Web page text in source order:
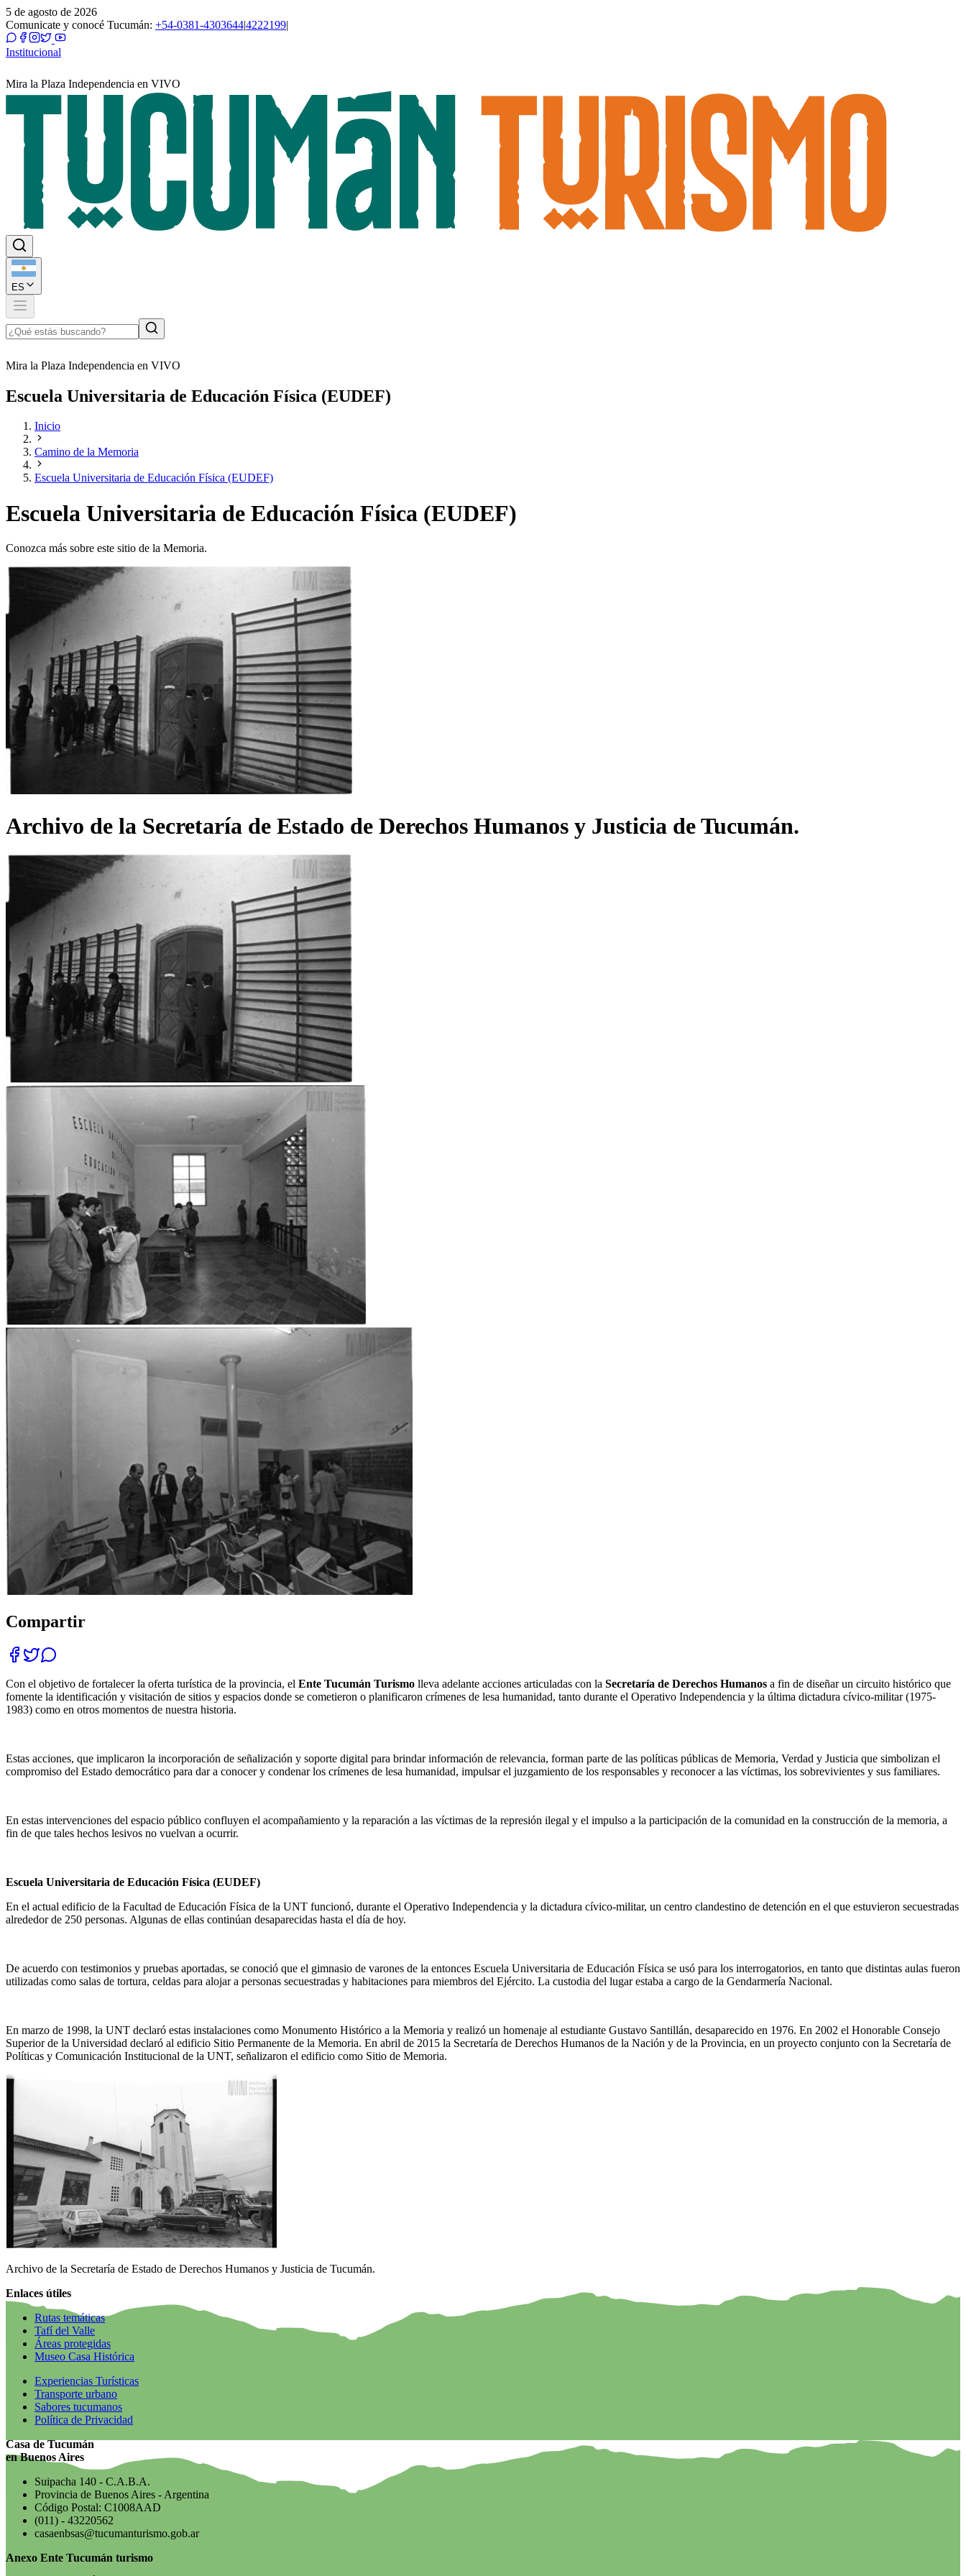
5 de agosto de 2026
Comunicate y conocé Tucumán: +54-0381-4303644|4222199|
Institucional
Mira la Plaza Independencia en VIVO
ES
Mira la Plaza Independencia en VIVO
Escuela Universitaria de Educación Física (EUDEF)
Inicio
Camino de la Memoria
Escuela Universitaria de Educación Física (EUDEF)
Escuela Universitaria de Educación Física (EUDEF)
Conozca más sobre este sitio de la Memoria.
Archivo de la Secretaría de Estado de Derechos Humanos y Justicia de Tucumán.
Compartir
Con el objetivo de fortalecer la oferta turística de la provincia, el Ente Tucumán Turismo lleva adelante acciones articuladas con la Secretaría de Derechos Humanos a fin de diseñar un circuito histórico que
fomente la identificación y visitación de sitios y espacios donde se cometieron o planificaron crímenes de lesa humanidad, tanto durante el Operativo Independencia y la última dictadura cívico-militar (1975-
1983) como en otros momentos de nuestra historia.
Estas acciones, que implicaron la incorporación de señalización y soporte digital para brindar información de relevancia, forman parte de las políticas públicas de Memoria, Verdad y Justicia que simbolizan el
compromiso del Estado democrático para dar a conocer y condenar los crímenes de lesa humanidad, impulsar el juzgamiento de los responsables y reconocer a las víctimas, los sobrevivientes y sus familiares.
En estas intervenciones del espacio público confluyen el acompañamiento y la reparación a las víctimas de la represión ilegal y el impulso a la participación de la comunidad en la construcción de la memoria, a
fin de que tales hechos lesivos no vuelvan a ocurrir.
Escuela Universitaria de Educación Física (EUDEF)
En el actual edificio de la Facultad de Educación Física de la UNT funcionó, durante el Operativo Independencia y la dictadura cívico-militar, un centro clandestino de detención en el que estuvieron secuestradas
alrededor de 250 personas. Algunas de ellas continúan desaparecidas hasta el día de hoy.
De acuerdo con testimonios y pruebas aportadas, se conoció que el gimnasio de varones de la entonces Escuela Universitaria de Educación Física se usó para los interrogatorios, en tanto que distintas aulas fueron
utilizadas como salas de tortura, celdas para alojar a personas secuestradas y habitaciones para miembros del Ejército. La custodia del lugar estaba a cargo de la Gendarmería Nacional.
En marzo de 1998, la UNT declaró estas instalaciones como Monumento Histórico a la Memoria y realizó un homenaje al estudiante Gustavo Santillán, desaparecido en 1976. En 2002 el Honorable Consejo
Superior de la Universidad declaró al edificio Sitio Permanente de la Memoria. En abril de 2015 la Secretaría de Derechos Humanos de la Nación y de la Provincia, en un proyecto conjunto con la Secretaría de
Políticas y Comunicación Institucional de la UNT, señalizaron el edificio como Sitio de Memoria.
Archivo de la Secretaría de Estado de Derechos Humanos y Justicia de Tucumán.
Enlaces útiles
Rutas temáticas
Tafí del Valle
Áreas protegidas
Museo Casa Histórica
Experiencias Turísticas
Transporte urbano
Sabores tucumanos
Política de Privacidad
Casa de Tucumán
en Buenos Aires
Suipacha 140 - C.A.B.A.
Provincia de Buenos Aires - Argentina
Código Postal: C1008AAD
(011) - 43220562
casaenbsas@tucumanturismo.gob.ar
Anexo Ente Tucumán turismo